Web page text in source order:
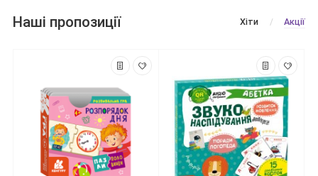
Наші пропозиції Хіти Акції